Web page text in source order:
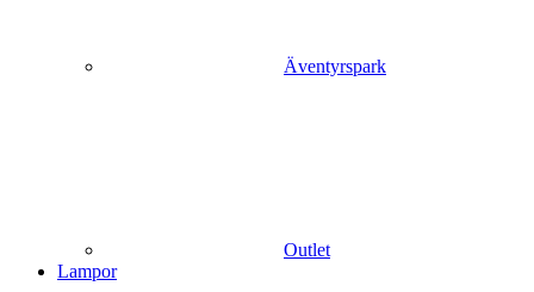
Äventyrspark
Outlet
Lampor